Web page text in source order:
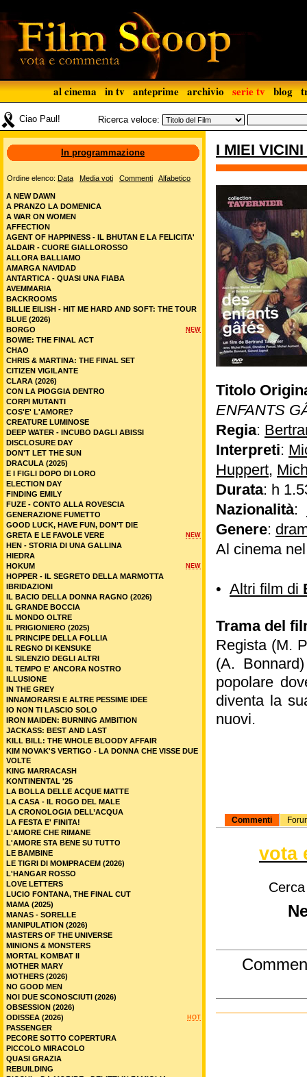
al cinema in tv anteprime archivio serie tv blog
Ciao Paul! Ricerca veloce:
I MIEI
Titolo
ENFANTS
Regia:
Interpreti:
Huppert,
Durata: h
Nazionalità:
Genere:
Al cinema
• Altri film di
Trama del
Regista (M.
(A.
popolare
diventa la
nuovi.
Commenti
vota
In programmazione
Ordine elenco: Data Media voti Commenti Alfabetico
A NEW DAWN
A PRANZO LA DOMENICA
A WAR ON WOMEN
AFFECTION
AGENT OF HAPPINESS - IL BHUTAN E LA FELICITA'
ALDAIR - CUORE GIALLOROSSO
ALLORA BALLIAMO
AMARGA NAVIDAD
ANTARTICA - QUASI UNA FIABA
AVEMMARIA
BACKROOMS
BILLIE EILISH - HIT ME HARD AND SOFT: THE TOUR
BLUE (2026)
NEW
BORGO
BOWIE: THE FINAL ACT
CHAO
CHRIS & MARTINA: THE FINAL SET
CITIZEN VIGILANTE
CLARA (2026)
CON LA PIOGGIA DENTRO
CORPI MUTANTI
COS'E' L'AMORE?
CREATURE LUMINOSE
DEEP WATER - INCUBO DAGLI ABISSI
DISCLOSURE DAY
DON'T LET THE SUN
DRACULA (2025)
E I FIGLI DOPO DI LORO
ELECTION DAY
FINDING EMILY
FUZE - CONTO ALLA ROVESCIA
GENERAZIONE FUMETTO
GOOD LUCK, HAVE FUN, DON’T DIE
NEW
GRETA E LE FAVOLE VERE
HEN - STORIA DI UNA GALLINA
HIEDRA
NEW
HOKUM
HOPPER - IL SEGRETO DELLA MARMOTTA
IBRIDAZIONI
IL BACIO DELLA DONNA RAGNO (2026)
IL GRANDE BOCCIA
IL MONDO OLTRE
IL PRIGIONIERO (2025)
IL PRINCIPE DELLA FOLLIA
IL REGNO DI KENSUKE
IL SILENZIO DEGLI ALTRI
IL TEMPO E' ANCORA NOSTRO
ILLUSIONE
IN THE GREY
INNAMORARSI E ALTRE PESSIME IDEE
IO NON TI LASCIO SOLO
IRON MAIDEN: BURNING AMBITION
JACKASS: BEST AND LAST
KILL BILL: THE WHOLE BLOODY AFFAIR
KIM NOVAK'S VERTIGO - LA DONNA CHE VISSE DUE
VOLTE
KING MARRACASH
KONTINENTAL '25
LA BOLLA DELLE ACQUE MATTE
LA CASA - IL ROGO DEL MALE
LA CRONOLOGIA DELL’ACQUA
LA FESTA E' FINITA!
L'AMORE CHE RIMANE
L'AMORE STA BENE SU TUTTO
LE BAMBINE
LE TIGRI DI MOMPRACEM (2026)
L'HANGAR ROSSO
LOVE LETTERS
LUCIO FONTANA, THE FINAL CUT
MAMA (2025)
MANAS - SORELLE
MANIPULATION (2026)
MASTERS OF THE UNIVERSE
MINIONS & MONSTERS
MORTAL KOMBAT II
MOTHER MARY
MOTHERS (2026)
NO GOOD MEN
NOI DUE SCONOSCIUTI (2026)
OBSESSION (2026)
HOT
ODISSEA (2026)
PASSENGER
PECORE SOTTO COPERTURA
PICCOLO MIRACOLO
QUASI GRAZIA
REBUILDING